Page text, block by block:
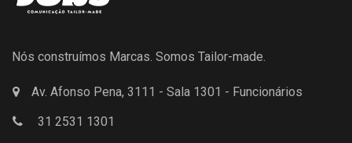
Nós construímos Marcas. Somos Tailor-made.
Av. Afonso Pena, 3111 - Sala 1301 - Funcionários
31 2531 1301